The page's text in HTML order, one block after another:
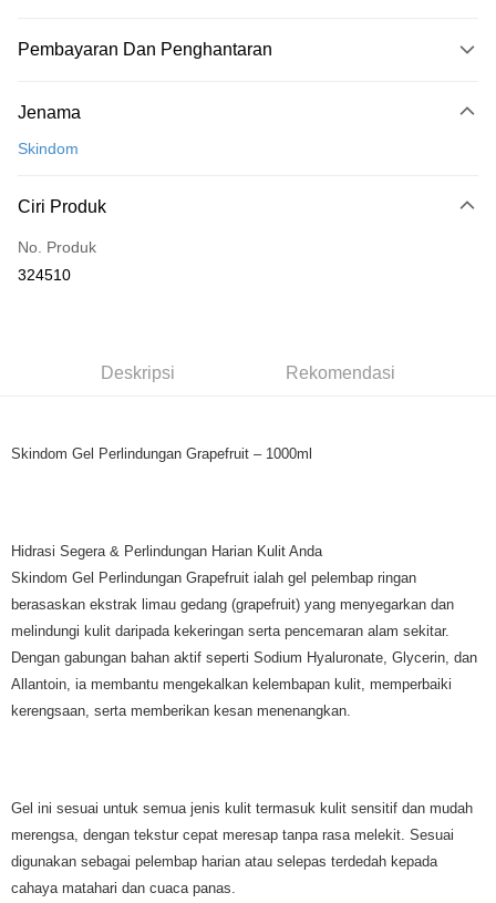
Pembayaran Dan Penghantaran
Kad Kredit
Hanya menyokong Maybank, CIMB Bank, Public Bank, RHB Bank, Hong
Boost
Pilihan Penghantaran
Jenama
Skindom
Ciri Produk
No. Produk
324510
Deskripsi Rekomendasi
Skindom Gel Perlindungan Grapefruit – 1000ml
Hidrasi Segera & Perlindungan Harian Kulit Anda
Skindom Gel Perlindungan Grapefruit ialah gel pelembap ringan
berasaskan ekstrak limau gedang (grapefruit) yang menyegarkan dan
melindungi kulit daripada kekeringan serta pencemaran alam sekitar.
Dengan gabungan bahan aktif seperti Sodium Hyaluronate, Glycerin, dan
Allantoin, ia membantu mengekalkan kelembapan kulit, memperbaiki
kerengsaan, serta memberikan kesan menenangkan.
Gel ini sesuai untuk semua jenis kulit termasuk kulit sensitif dan mudah
merengsa, dengan tekstur cepat meresap tanpa rasa melekit. Sesuai
digunakan sebagai pelembap harian atau selepas terdedah kepada
cahaya matahari dan cuaca panas.